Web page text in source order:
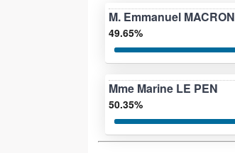
M. Emmanuel MACRON
49.65%
Mme Marine LE PEN
50.35%